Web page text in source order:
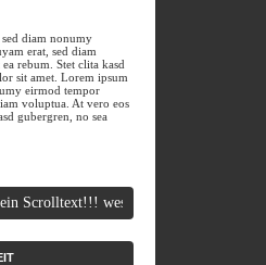
diam nonumy
erat, sed diam
rebum. Stet clita kasd
sit amet. Lorem ipsum
eirmod tempor
voluptua. At vero eos
gubergren, no sea
Scrolltext!!! wesbpell-orange.de | Free